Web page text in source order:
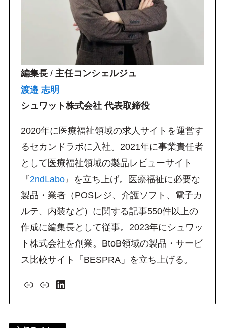
編集長 / 主任コンシェルジュ
渡邉 志明
シュワット株式会社 代表取締役
2020年に医療福祉領域の求人サイトを運営す
るセカンドラボに入社。2021年に事業責任者
として医療福祉領域の製品レビューサイト
『2ndLabo 』を立ち上げ。医療福祉に必要な
製品・業者（POSレジ、介護ソフト、電子カ
ルテ、内装など）に関する記事550件以上の
作成に編集長として従事。2023年にシュワッ
ト株式会社を創業。BtoB領域の製品・サービ
ス比較サイト「BESPRA」を立ち上げる。
リンク リンク LinkedIn